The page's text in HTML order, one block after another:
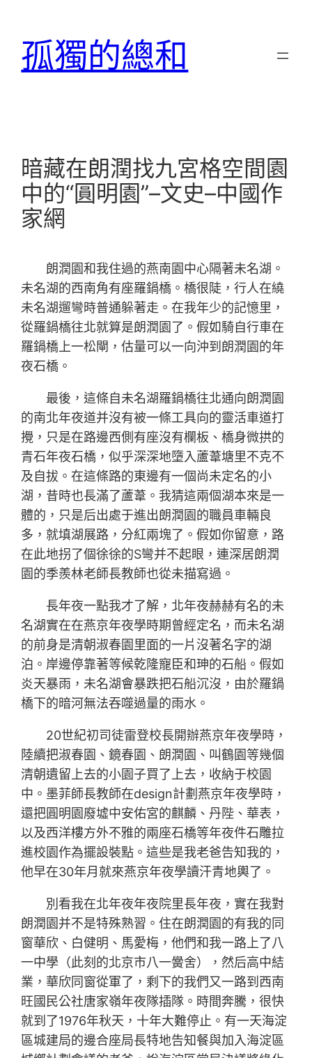
孤獨的總和
暗藏在朗潤找九宮格空間園
中的“圓明園”–文史–中國作
家網
朗潤園和我住過的燕南園中心隔著未名湖。
未名湖的西南角有座羅鍋橋。橋很陡，行人在繞
未名湖遛彎時普通躲著走。在我年少的記憶里，
從羅鍋橋往北就算是朗潤園了。假如騎自行車在
羅鍋橋上一松閘，估量可以一向沖到朗潤園的年
夜石橋。
最後，這條自未名湖羅鍋橋往北通向朗潤園
的南北年夜道并沒有被一條工具向的靈活車道打
攪，只是在路邊西側有座沒有欄板、橋身微拱的
青石年夜石橋，似乎深深地墮入蘆葦塘里不克不
及自拔。在這條路的東邊有一個尚未定名的小
湖，昔時也長滿了蘆葦。我猜這兩個湖本來是一
體的，只是后出處于進出朗潤園的職員車輛良
多，就填湖展路，分紅兩塊了。假如你留意，路
在此地拐了個徐徐的S彎并不起眼，連深居朗潤
園的季羨林老師長教師也從未描寫過。
長年夜一點我才了解，北年夜赫赫有名的未
名湖實在在燕京年夜學時期曾經定名，而未名湖
的前身是清朝淑春園里面的一片沒著名字的湖
泊。岸邊停靠著等候乾隆寵臣和珅的石船。假如
炎天暴雨，未名湖會暴跌把石船沉沒，由於羅鍋
橋下的暗河無法吞噬過量的雨水。
20世紀初司徒雷登校長開辦燕京年夜學時，
陸續把淑春園、鏡春園、朗潤園、叫鶴園等幾個
清朝遺留上去的小園子買了上去，收納于校園
中。墨菲師長教師在design計劃燕京年夜學時，
還把圓明園廢墟中安佑宮的麒麟、丹陛、華表，
以及西洋樓方外不雅的兩座石橋等年夜件石雕拉
進校園作為擺設裝點。這些是我老爸告知我的，
他早在30年月就來燕京年夜學讀汗青地輿了。
別看我在北年夜年夜院里長年夜，實在我對
朗潤園并不是特殊熟習。住在朗潤園的有我的同
窗華欣、白健明、馬愛梅，他們和我一路上了八
一中學（此刻的北京市八一黌舍），然后高中結
業，華欣同窗從軍了，剩下的我們又一路到西南
旺國民公社唐家嶺年夜隊插隊。時間奔騰，很快
就到了1976年秋天，十年大難停止。有一天海淀
區城建局的邊合座局長特地告知餐與加入海淀區